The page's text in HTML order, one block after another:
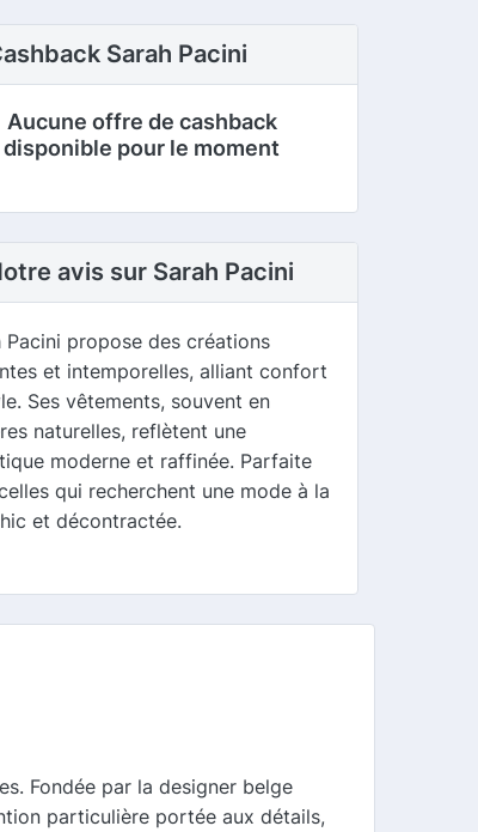
Sarah Pacini
Aucune offre de cashback
disponible pour le moment
avis sur Sarah Pacini
Pacini propose des créations
et intemporelles, alliant confort
Ses vêtements, souvent en
naturelles, reflètent une
moderne et raffinée. Parfaite
qui recherchent une mode à la
et décontractée.
Fondée par la designer belge
particulière portée aux détails,